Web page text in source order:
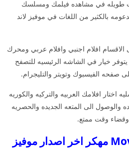
طويله في مشاهده فيلمك ومسلسك
بالكثير من اللغات في موفيز لاند
افلام اجنبي وافلام عربي ومحرك
خيار في الشاشه الرئيسيه للتصفح
صفحه الفيسبوك وتويتر والتليجرام.
اختار افلامك العربيه والتركيه والكوريه
والوصول الى المتعه الجديده والحصريه
وقضاء وقت ممتع.
الاسئله حول Movizland مهكر اخر اصدار موفيز